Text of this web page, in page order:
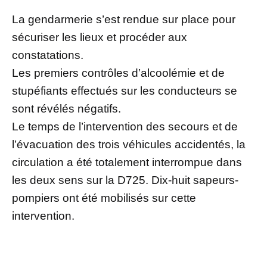
La gendarmerie s’est rendue sur place pour
sécuriser les lieux et procéder aux
constatations.
Les premiers contrôles d’alcoolémie et de
stupéfiants effectués sur les conducteurs se
sont révélés négatifs.
Le temps de l’intervention des secours et de
l’évacuation des trois véhicules accidentés, la
circulation a été totalement interrompue dans
les deux sens sur la D725. Dix-huit sapeurs-
pompiers ont été mobilisés sur cette
intervention.